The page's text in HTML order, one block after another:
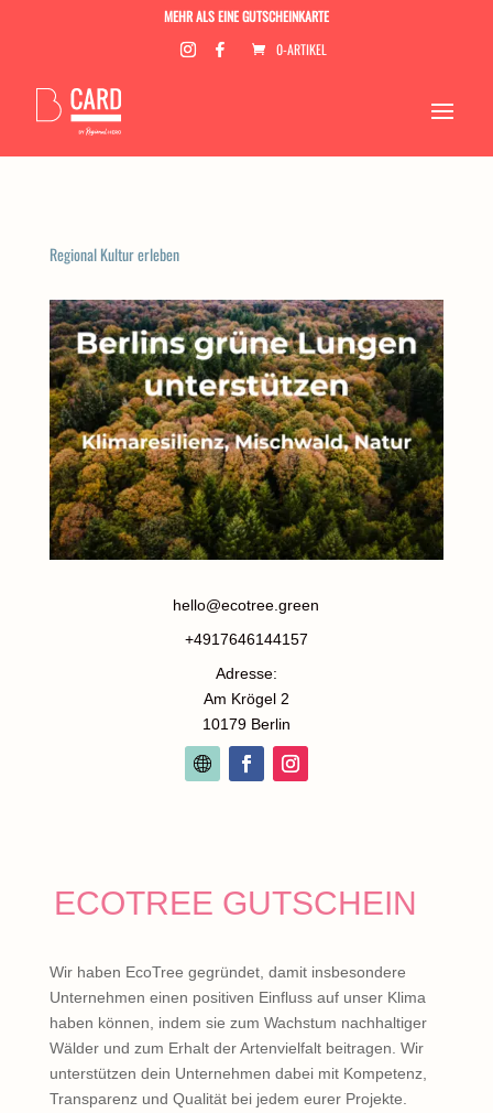
MEHR ALS EINE GUTSCHEINKARTE
0-ARTIKEL
Regional Kultur erleben
hello@ecotree.green
+4917646144157
Adresse:
Am Krögel 2
10179 Berlin
ECOTREE GUTSCHEIN
Wir haben EcoTree gegründet, damit insbesondere
Unternehmen einen positiven Einfluss auf unser Klima
haben können, indem sie zum Wachstum nachhaltiger
Wälder und zum Erhalt der Artenvielfalt beitragen. Wir
unterstützen dein Unternehmen dabei mit Kompetenz,
Transparenz und Qualität bei jedem eurer Projekte.